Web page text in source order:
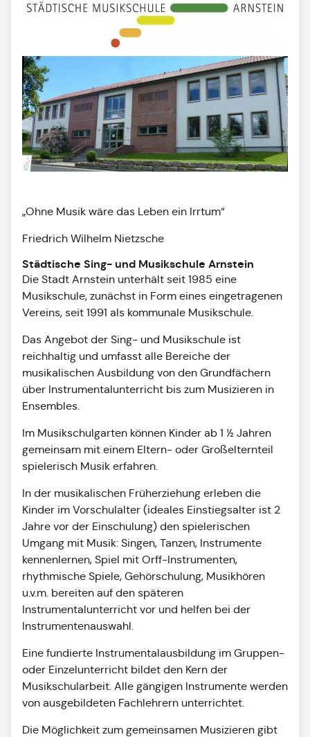
„Ohne Musik wäre das Leben ein Irrtum“
Friedrich Wilhelm Nietzsche
Städtische Sing- und Musikschule Arnstein
Die Stadt Arnstein unterhält seit 1985 eine
Musikschule, zunächst in Form eines eingetragenen
Vereins, seit 1991 als kommunale Musikschule.
Das Angebot der Sing- und Musikschule ist
reichhaltig und umfasst alle Bereiche der
musikalischen Ausbildung von den Grundfächern
über Instrumentalunterricht bis zum Musizieren in
Ensembles.
Im Musikschulgarten können Kinder ab 1 ½ Jahren
gemeinsam mit einem Eltern- oder Großelternteil
spielerisch Musik erfahren.
In der musikalischen Früherziehung erleben die
Kinder im Vorschulalter (ideales Einstiegsalter ist 2
Jahre vor der Einschulung) den spielerischen
Umgang mit Musik: Singen, Tanzen, Instrumente
kennenlernen, Spiel mit Orff-Instrumenten,
rhythmische Spiele, Gehörschulung, Musikhören
u.v.m. bereiten auf den späteren
Instrumentalunterricht vor und helfen bei der
Instrumentenauswahl.
Eine fundierte Instrumentalausbildung im Gruppen-
oder Einzelunterricht bildet den Kern der
Musikschularbeit. Alle gängigen Instrumente werden
von ausgebildeten Fachlehrern unterrichtet.
Die Möglichkeit zum gemeinsamen Musizieren gibt